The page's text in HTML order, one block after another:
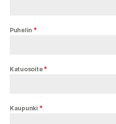
Puhelin *
Katuosoite*
Kaupunki *